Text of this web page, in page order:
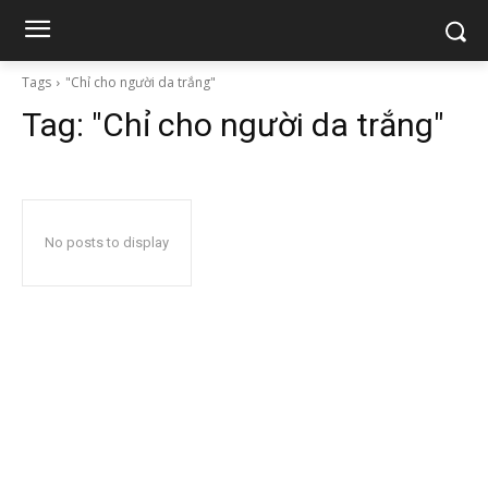
Tags "Chỉ cho người da trắng"
Tag: "Chỉ cho người da trắng"
No posts to display